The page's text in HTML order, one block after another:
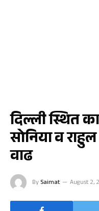
दिल्ली स्थित
सोनिया व
वाढ
By Saimat August 2,